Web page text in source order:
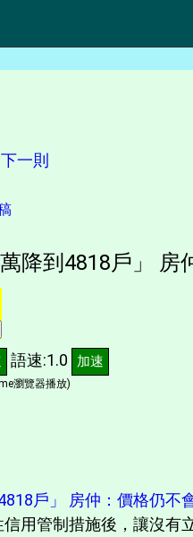
下一則
降到4818戶」 房
語速:1.0 加速
瀏覽器播放)
戶」 房仲：價格仍不
用管制措施後，讓沒有